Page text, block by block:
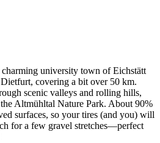
university town of Eichstätt
covering a bit over 50 km.
scenic valleys and rolling hills,
Altmühltal Nature Park. About 90%
surfaces, so your tires (and you) will
for a few gravel stretches—perfect